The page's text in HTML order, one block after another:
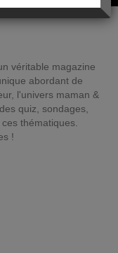
véritable magazine
abordant de
l'univers maman &
quiz, sondages,
thématiques.
!